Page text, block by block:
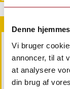
Denne
Vi bruger
annoncer, til at
at analysere
din brug af
Andre købte